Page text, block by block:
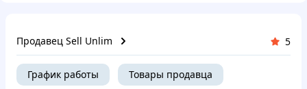
Продавец Sell Unlim 5
График работы Товары продавца